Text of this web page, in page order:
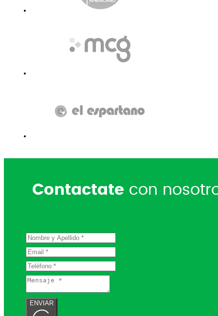
Contactate con
ENVIAR